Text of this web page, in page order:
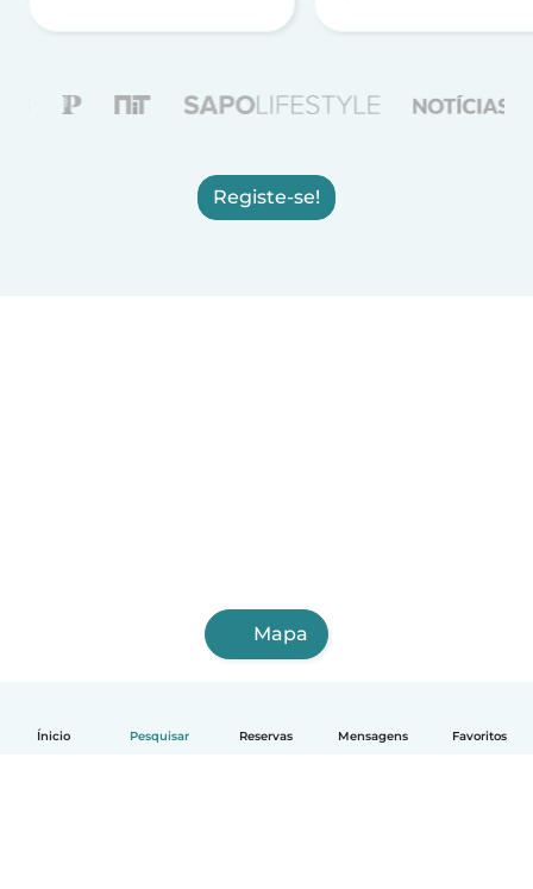
Ínicio Pesquisar Reservas Mensagens Favoritos
Registe-se!
Mapa